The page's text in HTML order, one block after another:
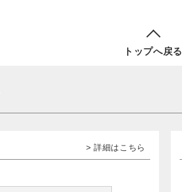
トップへ戻る
> 詳細はこちら